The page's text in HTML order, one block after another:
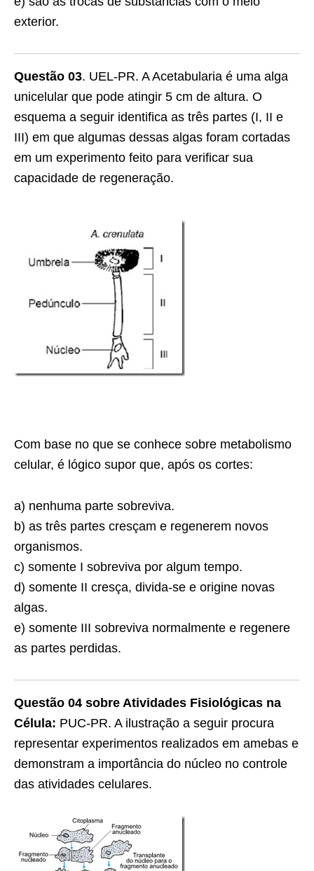
exterior.
Questão 03. UEL-PR. A Acetabularia é uma alga
unicelular que pode atingir 5 cm de altura. O
esquema a seguir identifica as três partes (I, II e
III) em que algumas dessas algas foram cortadas
em um experimento feito para verificar sua
capacidade de regeneração.
Com base no que se conhece sobre metabolismo
celular, é lógico supor que, após os cortes:
a) nenhuma parte sobreviva.
b) as três partes cresçam e regenerem novos
orga­nismos.
c) somente I sobreviva por algum tempo.
d) somente II cresça, divida-se e origine novas
algas.
e) somente III sobreviva normalmente e regenere
as partes perdidas.
Questão 04 sobre Atividades Fisiológicas na
Célula: PUC-PR. A ilustração a seguir procura
representar experimentos realizados em amebas e
demonstram a importância do núcleo no controle
das atividades celulares.